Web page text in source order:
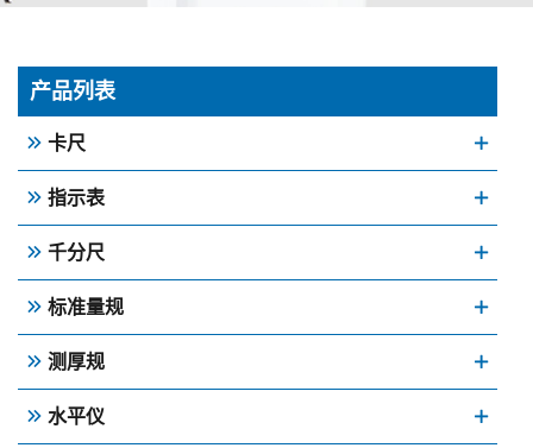
产品列表
卡尺
指示表
千分尺
标准量规
测厚规
水平仪